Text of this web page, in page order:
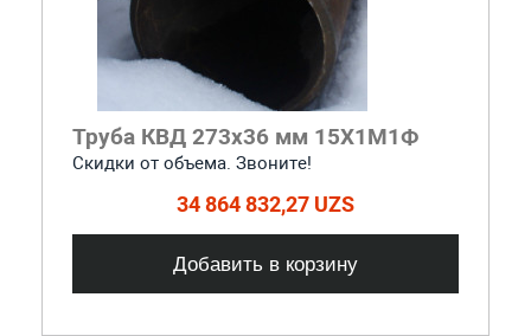
Труба КВД 273х36 мм 15Х1М1Ф
Скидки от объема. Звоните!
34 864 832,27 UZS
Добавить в корзину